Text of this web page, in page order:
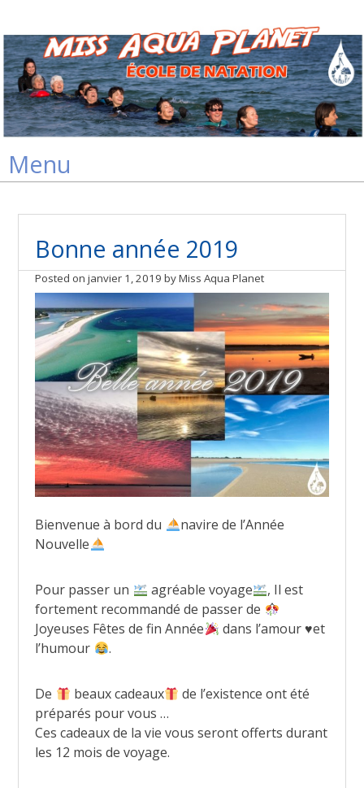
Menu
Skip
to
Bonne année 2019
Posted onjanvier 1, 2019 byMiss Aqua Planet
Bienvenue à bord du
navire de l’Année
Nouvelle
Pour passer un agréable voyage
, Il est
fortement recommandé de passer de
Joyeuses Fêtes de fin Année
dans l’amour♥️et
l’humour
.
De beaux cadeaux
de l’existence ont été
préparés pour vous …
Ces cadeaux de la vie vous seront offerts durant
les 12 mois de voyage.